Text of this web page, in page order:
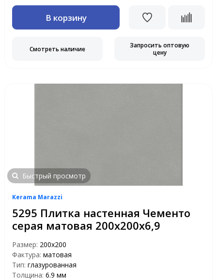
В корзину
Смотреть наличие
Запросить оптовую
цену
Быстрый просмотр
Kerama Marazzi
5295 Плитка настенная Чементо
серая матовая 200х200х6,9
Размер: 200х200
Фактура: матовая
Тип: глазурованная
Толщина: 6.9 мм